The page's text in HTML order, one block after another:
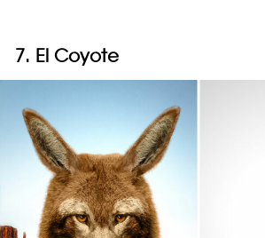
7. El Coyote